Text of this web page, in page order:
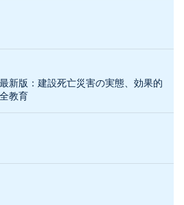
新版：建設死亡災害の実態、効果的
教育